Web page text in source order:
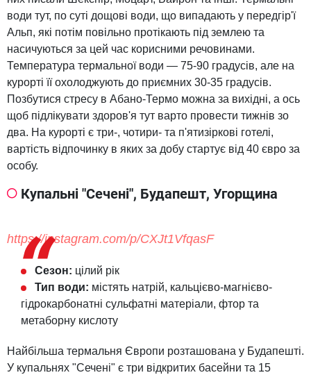
води тут, по суті дощові води, що випадають у передгір'ї
Альп, які потім повільно протікають під землею та
насичуються за цей час корисними речовинами.
Температура термальної води — 75-90 градусів, але на
курорті її охолоджують до приємних 30-35 градусів.
Позбутися стресу в Абано-Термо можна за вихідні, а ось
щоб підлікувати здоров'я тут варто провести тижнів зо
два. На курорті є три-, чотири- та п'ятизіркові готелі,
вартість відпочинку в яких за добу стартує від 40 євро за
особу.
Купальні "Сечені", Будапешт, Угорщина
https://instagram.com/p/CXJt1VfqasF
Сезон: цілий рік
Тип води: містять натрій, кальцієво-магнієво-
гідрокарбонатні сульфатні матеріали, фтор та
метаборну кислоту
Найбільша термальня Європи розташована у Будапешті.
У купальнях "Сечені" є три відкритих басейни та 15